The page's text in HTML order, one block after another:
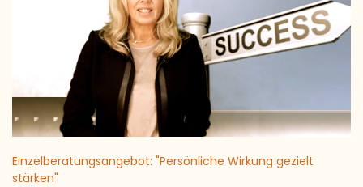
Einzelberatungsangebot: "Persönliche Wirkung gezielt
stärken"